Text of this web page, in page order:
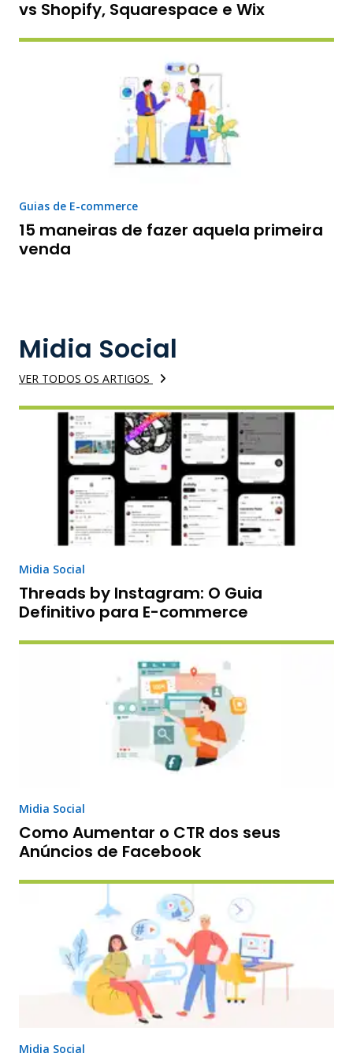
vs Shopify, Squarespace e Wix
Guias de E-commerce
15 maneiras de fazer aquela primeira
venda
Midia Social
VER TODOS OS ARTIGOS
Midia Social
Threads by Instagram: O Guia
Definitivo para E-commerce
Midia Social
Como Aumentar o CTR dos seus
Anúncios de Facebook
Midia Social